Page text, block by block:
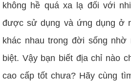
không hề quá xa lạ đối với
được sử dụng và ứng dụng ở
khác nhau trong đời sống
biệt. Vậy bạn biết địa chỉ nào
cao cấp tốt chưa? Hãy cùng